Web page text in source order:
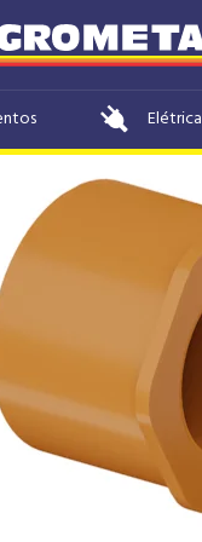
Elétrica
Conexão Bucha